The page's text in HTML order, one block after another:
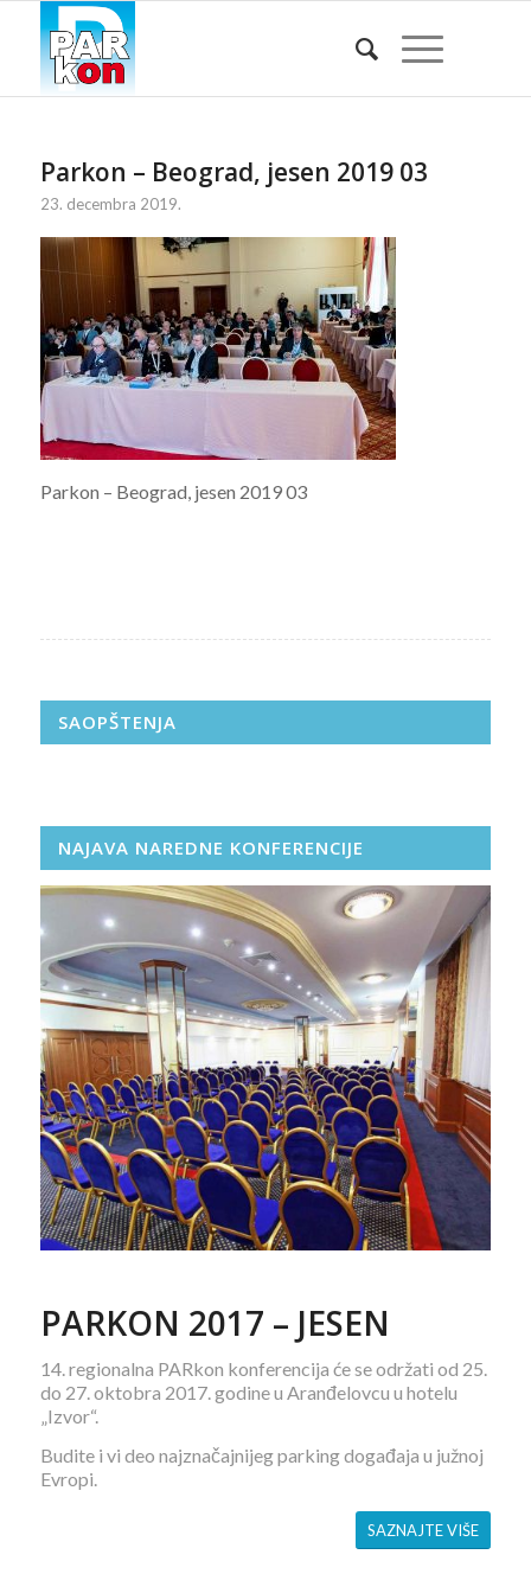
Parkon – Beograd, jesen 2019 03
23. decembra 2019.
Parkon – Beograd, jesen 2019 03
SAOPŠTENJA
NAJAVA NAREDNE KONFERENCIJE
PARKON 2017 – JESEN
14. regionalna PARkon konferencija će se održati od 25.
do 27. oktobra 2017. godine u Aranđelovcu u hotelu
„Izvor“.
Budite i vi deo najznačajnijeg parking događaja u južnoj
Evropi.
SAZNAJTE VIŠE